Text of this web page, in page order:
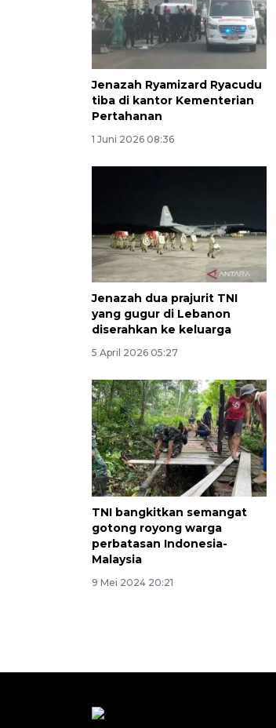
Jenazah Ryamizard Ryacudu
tiba di kantor Kementerian
Pertahanan
1 Juni 2026 08:36
Jenazah dua prajurit TNI
yang gugur di Lebanon
diserahkan ke keluarga
5 April 2026 05:27
TNI bangkitkan semangat
gotong royong warga
perbatasan Indonesia-
Malaysia
9 Mei 2024 20:21